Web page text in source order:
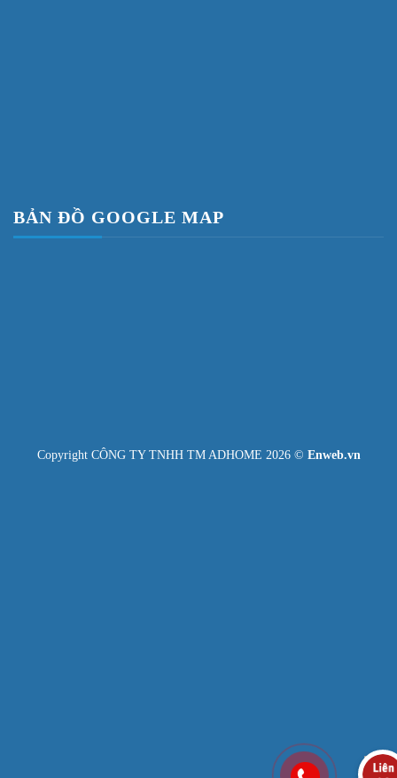
BẢN ĐỒ GOOGLE MAP
Copyright CÔNG TY TNHH TM ADHOME 2026 © Enweb.vn